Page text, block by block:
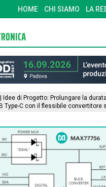
HOME CHI SIAMO LA
Idee di Progetto: Prolungare la
Type-C con il flessibile convertitore